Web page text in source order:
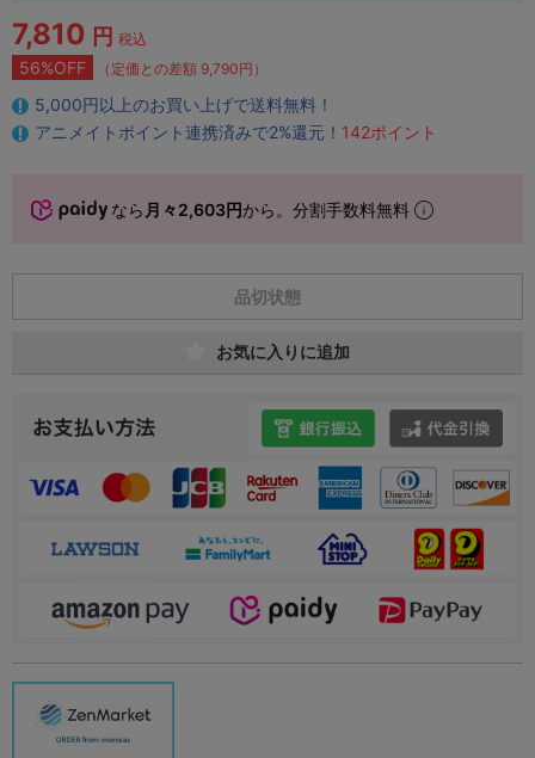
7,810 円 税込
56%OFF （定価との差額 9,790円）
5,000円以上のお買い上げで送料無料！
アニメイトポイント連携済みで2%還元！ 142ポイント
なら 月々2,603円から。分割手数料無料
品切状態
お気に入りに追加